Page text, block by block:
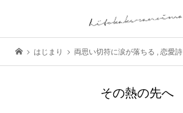
はじまり 両思い切符に涙が落ちる , 恋愛詩
その熱の先へ